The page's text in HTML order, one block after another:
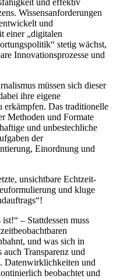
und effektiv
Wissensanforderungen
und
einer „digitalen
stetig wächst,
Innovationsprozesse und
müssen sich dieser
ihre eigene
erkämpfen. Das traditionelle
Methoden und Formate
und unbestechliche
der
Einordnung und
unsichtbare Echtzeit-
und kluge
– Stattdessen muss
und was sich in
Transparenz und
Datenwirklichkeiten und
beobachtet und